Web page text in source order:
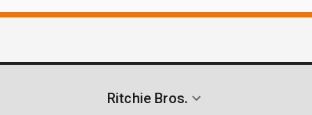
Ritchie Bros.